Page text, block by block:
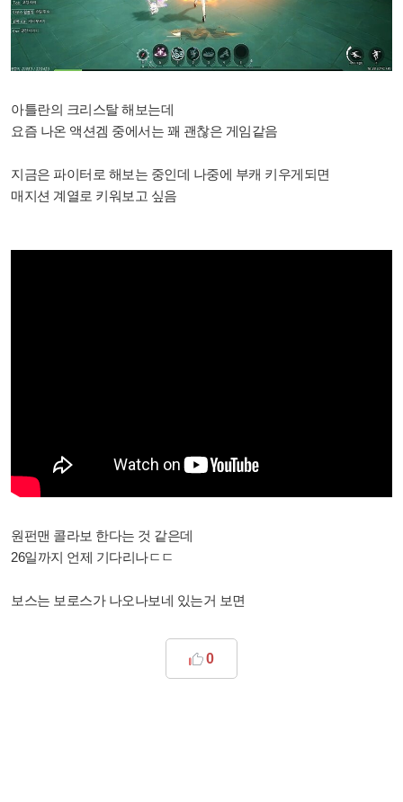
아틀란의 크리스탈 해보는데
요즘 나온 액션겜 중에서는 꽤 괜찮은 게임같음
지금은 파이터로 해보는 중인데 나중에 부캐 키우게되면
매지션 계열로 키워보고 싶음
원펀맨 콜라보 한다는 것 같은데
26일까지 언제 기다리나ㄷㄷ
보스는 보로스가 나오나보네 있는거 보면
0